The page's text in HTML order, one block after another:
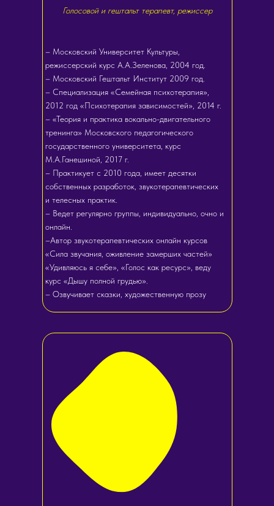
– Московский Университет Культуры,
режиссерский курс А.А.Зеленова, 2004 год.
– Московский Гештальт Институт 2009 год.
– Специализация «Семейная психотерапия»,
2012 год «Психотерапия зависимостей», 2014 г.
– «Теория и практика вокально-двигательного
тренинга» Московского педагогического
государственного университета, курс
М.А.Ганешиной, 2017 г.
– Практикует с 2010 года, имеет десятки
собственных разработок, звукотерапевтических
и телесных практик.
– Ведет регулярно группы, индивидуально, очно и
онлайн.
–Автор звукотерапевтических онлайн курсов
«Сила звучания, оживление замерших частей»
«Удивляюсь я себе», «Голос как ресурс», веду
курс «Дышу полной грудью».
– Озвучивает сказки, художественную прозу
Голосовой и гештальт терапевт, режиссер